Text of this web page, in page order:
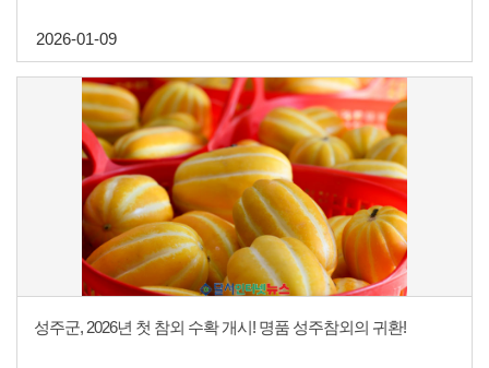
2026-01-09
성주군, 2026년 첫 참외 수확 개시! 명품 성주참외의 귀환!